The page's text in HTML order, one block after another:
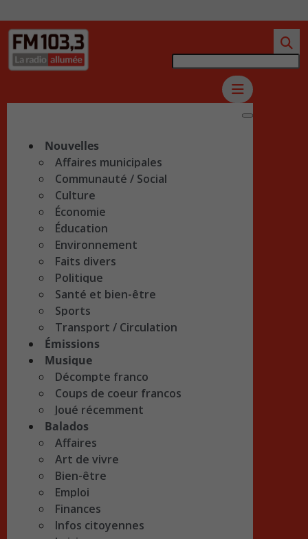
Nouvelles
Affaires municipales
Communauté / Social
Culture
Économie
Éducation
Environnement
Faits divers
Politique
Santé et bien-être
Sports
Transport / Circulation
Émissions
Musique
Décompte franco
Coups de coeur francos
Joué récemment
Balados
Affaires
Art de vivre
Bien-être
Emploi
Finances
Infos citoyennes